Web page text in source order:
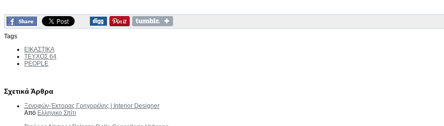
Tags
ΕΙΚΑΣΤΙΚΑ
ΤΕΥΧΟΣ 64
PEOPLE
Σχετικά Άρθρα
Ξενοφών-Έκτορας Γρηγορέλης | Interior Designer
Από Ελληνικο Σπίτι